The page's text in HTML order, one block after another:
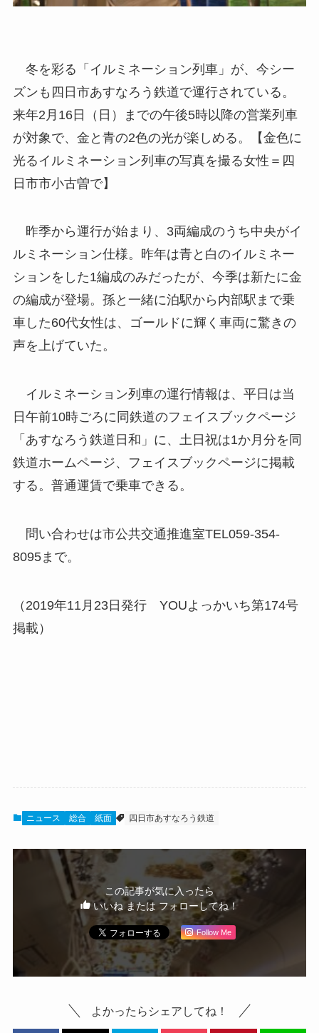
冬を彩る「イルミネーション列車」が、今シー
ズンも四日市あすなろう鉄道で運行されている。
来年2月16日（日）までの午後5時以降の営業列車
が対象で、金と青の2色の光が楽しめる。【金色に
光るイルミネーション列車の写真を撮る女性＝四
日市市小古曽で】
昨季から運行が始まり、3両編成のうち中央がイ
ルミネーション仕様。昨年は青と白のイルミネー
ションをした1編成のみだったが、今季は新たに金
の編成が登場。孫と一緒に泊駅から内部駅まで乗
車した60代女性は、ゴールドに輝く車両に驚きの
声を上げていた。
イルミネーション列車の運行情報は、平日は当
日午前10時ごろに同鉄道のフェイスブックページ
「あすなろう鉄道日和」に、土日祝は1か月分を同
鉄道ホームページ、フェイスブックページに掲載
する。普通運賃で乗車できる。
問い合わせは市公共交通推進室TEL059-354-
8095まで。
（2019年11月23日発行 YOUよっかいち第174号
掲載）
ニュース 総合 紙面 四日市あすなろう鉄道
この記事が気に入ったら
いいね または フォローしてね！
Follow Me
よかったらシェアしてね！